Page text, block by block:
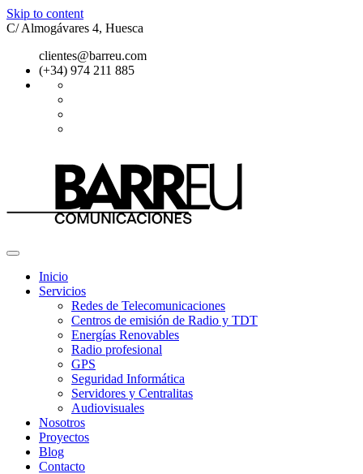
Skip to content
C/ Almogávares 4, Huesca
clientes@barreu.com
(+34) 974 211 885
Inicio
Servicios
Redes de Telecomunicaciones
Centros de emisión de Radio y TDT
Energías Renovables
Radio profesional
GPS
Seguridad Informática
Servidores y Centralitas
Audiovisuales
Nosotros
Proyectos
Blog
Contacto